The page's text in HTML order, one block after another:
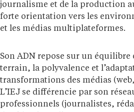
journalisme et de la production
forte orientation vers les
et les médias multiplateformes.
Son ADN repose sur un
terrain, la polyvalence et
transformations des médias
L’IEJ se différencie par son
professionnels (journalistes,